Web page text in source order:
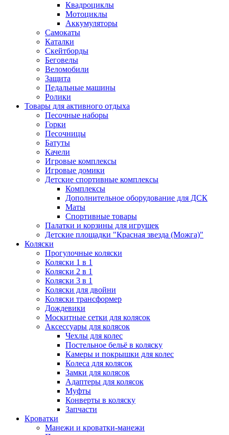
Квадроциклы
Мотоциклы
Аккумуляторы
Самокаты
Каталки
Скейтборды
Беговелы
Веломобили
Защита
Педальные машины
Ролики
Товары для активного отдыха
Песочные наборы
Горки
Песочницы
Батуты
Качели
Игровые комплексы
Игровые домики
Детские спортивные комплексы
Комплексы
Дополнительное оборудование для ДСК
Маты
Спортивные товары
Палатки и корзины для игрушек
Детские площадки "Красная звезда (Можга)"
Коляски
Прогулочные коляски
Коляски 1 в 1
Коляски 2 в 1
Коляски 3 в 1
Коляски для двойни
Коляски трансформер
Дождевики
Москитные сетки для колясок
Аксессуары для колясок
Чехлы для колес
Постельное бельё в коляску
Камеры и покрышки для колес
Колеса для колясок
Замки для колясок
Адаптеры для колясок
Муфты
Конверты в коляску
Запчасти
Кроватки
Манежи и кроватки-манежи